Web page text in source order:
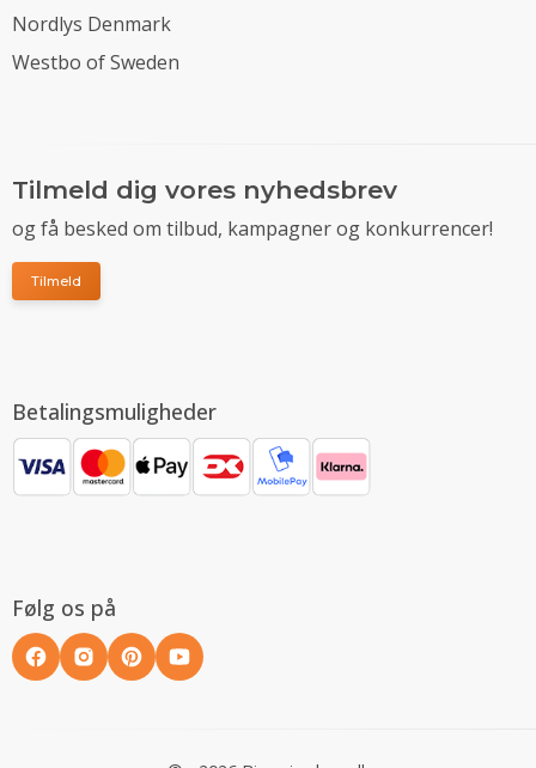
Nordlys Denmark
Westbo of Sweden
Tilmeld dig vores nyhedsbrev
og få besked om tilbud, kampagner og konkurrencer!
Tilmeld
Betalingsmuligheder
Følg os på